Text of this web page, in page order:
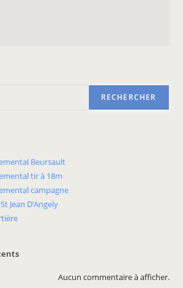
RECHERCHER
Beursault
tir à 18m
campagne
Jean D’Angely
Aucun commentaire à afficher.